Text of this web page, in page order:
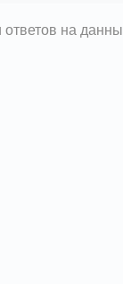
ответов на